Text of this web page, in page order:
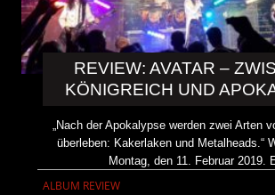
REVIEW: AVATAR –
KÖNIGREICH UND
„Nach der Apokalypse werden zwei Arten
überleben: Kakerlaken und Metalheads.“
Montag, den 11. Februar 2019.
ALBUM REVIEW